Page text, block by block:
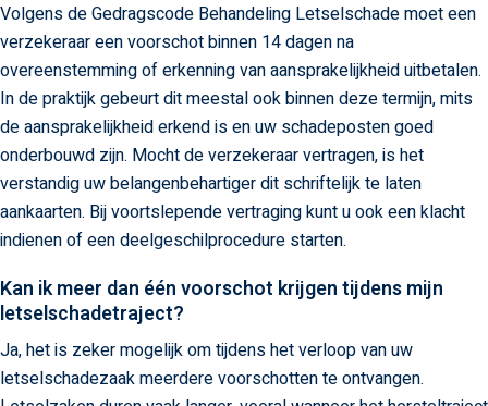
Volgens de Gedragscode Behandeling Letselschade moet een
verzekeraar een voorschot binnen 14 dagen na
overeenstemming of erkenning van aansprakelijkheid uitbetalen.
In de praktijk gebeurt dit meestal ook binnen deze termijn, mits
de aansprakelijkheid erkend is en uw schadeposten goed
onderbouwd zijn. Mocht de verzekeraar vertragen, is het
verstandig uw belangenbehartiger dit schriftelijk te laten
aankaarten. Bij voortslepende vertraging kunt u ook een klacht
indienen of een deelgeschilprocedure starten.
Kan ik meer dan één voorschot krijgen tijdens mijn
letselschadetraject?
Ja, het is zeker mogelijk om tijdens het verloop van uw
letselschadezaak meerdere voorschotten te ontvangen.